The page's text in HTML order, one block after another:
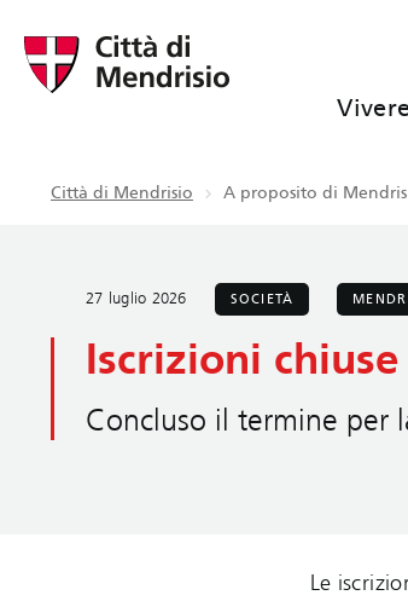
Città di Mendrisio A proposito di
27 luglio 2026 SOCIETÀ
Iscrizioni
Concluso il termine per
Le